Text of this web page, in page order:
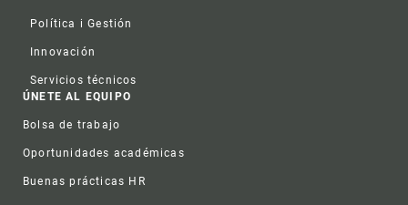
Política i Gestión
Innovación
Servicios técnicos
ÚNETE AL EQUIPO
Bolsa de trabajo
Oportunidades académicas
Buenas prácticas HR